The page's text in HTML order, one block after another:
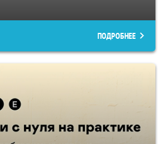
ПОДРОБНЕЕ